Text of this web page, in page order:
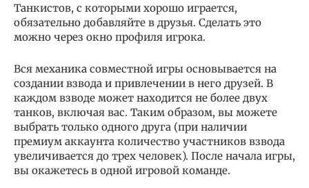
Танкистов, с которыми хорошо играется,
обязательно добавляйте в друзья. Сделать это
можно через окно профиля игрока.
Вся механика совместной игры основывается на
создании взвода и привлечении в него друзей. В
каждом взводе может находится не более двух
танков, включая вас. Таким образом, вы можете
выбрать только одного друга (при наличии
премиум аккаунта количество участников взвода
увеличивается до трех человек). После начала игры,
вы окажетесь в одной игровой команде.